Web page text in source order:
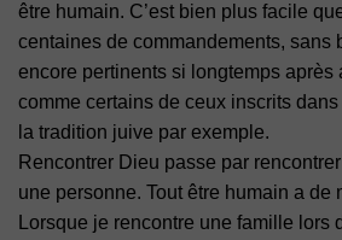
être humain. C’est bien plus facile
centaines de commandements, sans
encore pertinents si longtemps après
comme certains de ceux inscrits
la tradition juive par exemple.
Rencontrer Dieu passe par
une personne. Tout être humain a de
Lorsque je rencontre une famille lors